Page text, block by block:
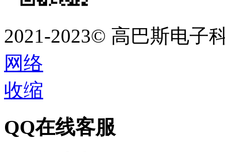
2021-2023© 高巴斯电子
网络
收缩
QQ在线客服